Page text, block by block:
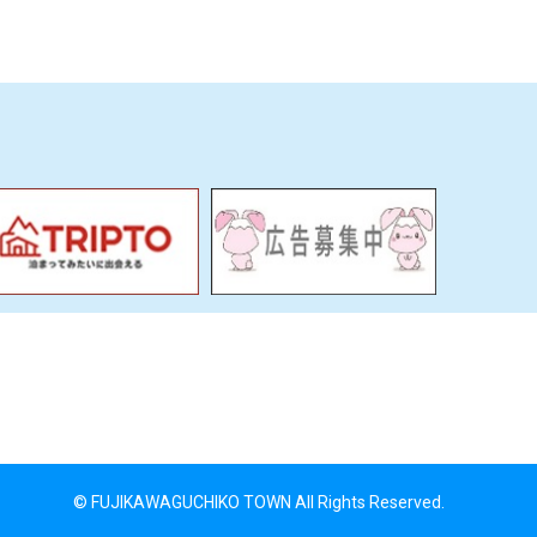
© FUJIKAWAGUCHIKO TOWN All Rights Reserved.